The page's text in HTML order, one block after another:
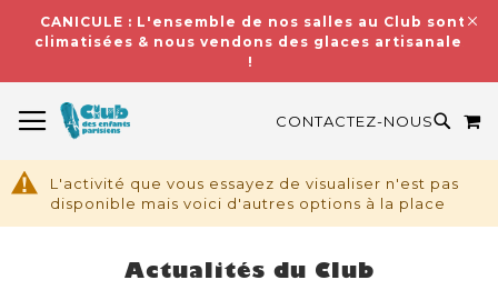
CANICULE : L'ensemble de nos salles au Club sont
climatisées & nous vendons des glaces artisanales
!
CONTACTEZ-NOUS
L'activité que vous essayez de visualiser n'est pas
disponible mais voici d'autres options à la place
Actualités du Club